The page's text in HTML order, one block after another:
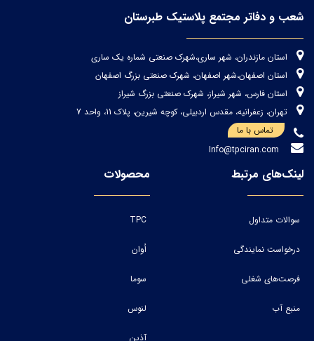
شعب و دفاتر مجتمع پلاستیک طبرستان
استان مازندران، شهر ساری،شهرک صنعتی شماره یک ساری
استان اصفهان،شهر اصفهان، شهرک صنعتی بزرگ اصفهان
استان فارس، شهر شیراز، شهرک صنعتی بزرگ شیراز
تهران، زعفرانیه، مقدس اردبیلی، کوچه شیرین، پلاک 11، واحد 7
تماس با ما
لینک‌های مرتبط
سوالات متداول
درخواست نمایندگی
فرصت‌های شغلی
منبع آب
محصولات
TPC
اُوان
سوما
لنوس
آذین